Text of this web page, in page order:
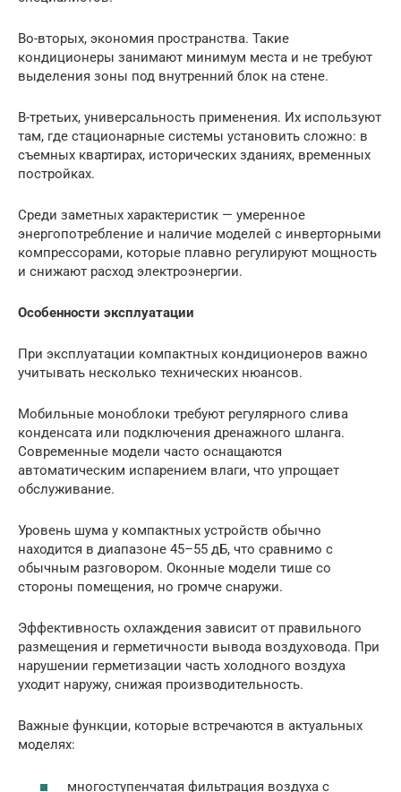
Во-вторых, экономия пространства. Такие
кондиционеры занимают минимум места и не требуют
выделения зоны под внутренний блок на стене.
В-третьих, универсальность применения. Их используют
там, где стационарные системы установить сложно: в
съемных квартирах, исторических зданиях, временных
постройках.
Среди заметных характеристик — умеренное
энергопотребление и наличие моделей с инверторными
компрессорами, которые плавно регулируют мощность
и снижают расход электроэнергии.
Особенности эксплуатации
При эксплуатации компактных кондиционеров важно
учитывать несколько технических нюансов.
Мобильные моноблоки требуют регулярного слива
конденсата или подключения дренажного шланга.
Современные модели часто оснащаются
автоматическим испарением влаги, что упрощает
обслуживание.
Уровень шума у компактных устройств обычно
находится в диапазоне 45–55 дБ, что сравнимо с
обычным разговором. Оконные модели тише со
стороны помещения, но громче снаружи.
Эффективность охлаждения зависит от правильного
размещения и герметичности вывода воздуховода. При
нарушении герметизации часть холодного воздуха
уходит наружу, снижая производительность.
Важные функции, которые встречаются в актуальных
моделях:
многоступенчатая фильтрация воздуха с